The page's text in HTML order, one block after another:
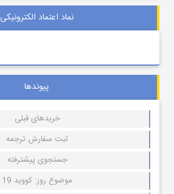
نماد اعتماد الکترونیکی
پیوندها
خریدهای قبلی
ثبت سفارش ترجمه
جستجوی پیشترفته
موضوع روز: کووید 19